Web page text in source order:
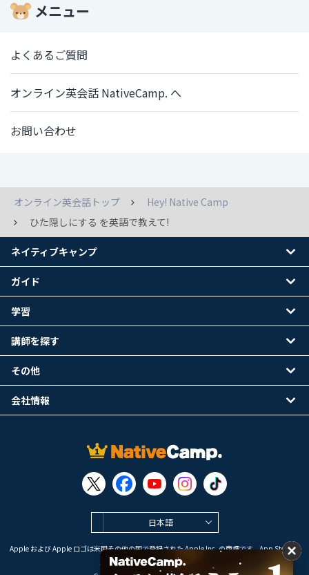
メニュー
よくあるご質問
オンライン英会話 NativeCamp. へ
お問い合わせ
オンライン英会話トップ
Hey! Native Camp
ひた隠しにする を英語で教えて!
日本語
Apple および Apple ロゴは米国その他の国で登録された Apple Inc. の商標です。App Store は
Apple Inc. のサービスマークです。
ネイティブキャンプ
ガイド
学習
講師を探す
その他
会社情報